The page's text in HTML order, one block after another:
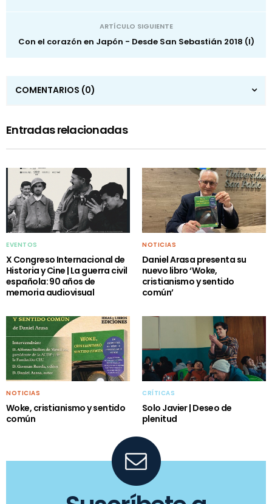
ARTÍCULO SIGUIENTE
Con el corazón en Japón - Desde San Sebastián 2018 (I)
COMENTARIOS (0)
Entradas relacionadas
EVENTOS
X Congreso Internacional de
Historia y Cine | La guerra civil
española: 90 años de
memoria audiovisual
NOTICIAS
Daniel Arasa presenta su
nuevo libro ‘Woke,
cristianismo y sentido
común’
NOTICIAS
Woke, cristianismo y sentido
común
CRÍTICAS
Solo Javier | Deseo de
plenitud